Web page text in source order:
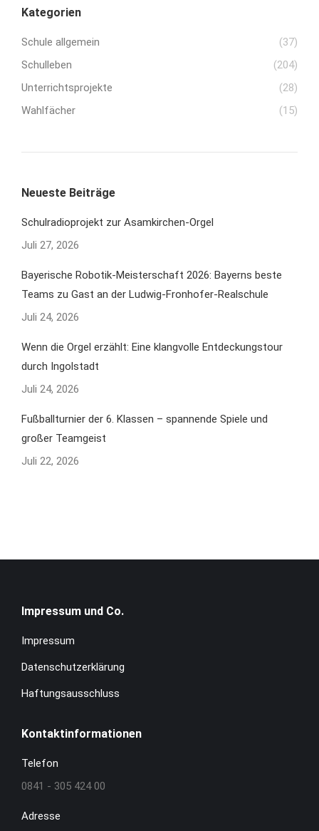
Kategorien
Schule allgemein
(37)
Schulleben
(204)
Unterrichtsprojekte
(28)
Wahlfächer
(15)
Neueste Beiträge
Schulradioprojekt zur Asamkirchen-Orgel
Juli 27, 2026
Bayerische Robotik-Meisterschaft 2026: Bayerns beste
Teams zu Gast an der Ludwig-Fronhofer-Realschule
Juli 24, 2026
Wenn die Orgel erzählt: Eine klangvolle Entdeckungstour
durch Ingolstadt
Juli 24, 2026
Fußballturnier der 6. Klassen – spannende Spiele und
großer Teamgeist
Juli 22, 2026
Impressum und Co.
Impressum
Datenschutzerklärung
Haftungsausschluss
Kontaktinformationen
Telefon
0841 - 305 424 00
Adresse